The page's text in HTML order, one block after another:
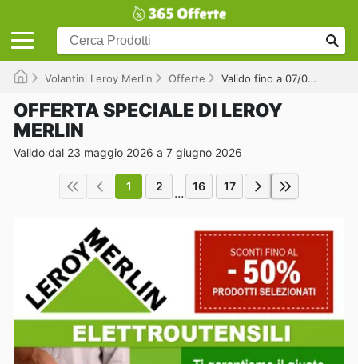
Volantini Leroy Merlin Offerte Valido fino a 07/06/2026
OFFERTA SPECIALE DI LEROY
MERLIN
Valido dal 23 maggio 2026 a 7 giugno 2026
1 2 ... 16 17